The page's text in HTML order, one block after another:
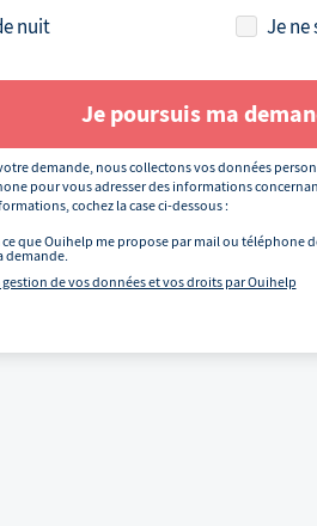
nuit
Je ne
Je poursuis ma
demande, nous collectons vos données
pour vous adresser des informations
cochez la case ci-dessous :
ce que Ouihelp me propose par mail ou téléphone
demande.
gestion de vos données et vos droits par Ouihelp